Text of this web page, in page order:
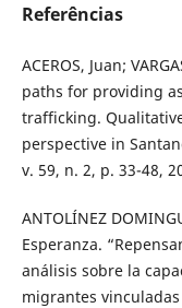
Referências
ACEROS, Juan;
paths for providing
trafficking.
perspective in
v. 59, n. 2, p. 33-48,
ANTOLÍNEZ
Esperanza.
análisis sobre la
migrantes